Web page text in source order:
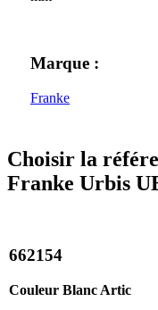
Marque :
Franke
Choisir la
Franke Urbis
662154
Couleur Blanc Artic